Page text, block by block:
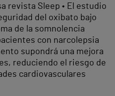
revista Sleep • El estudio
del oxibato bajo
de la somnolencia
con narcolepsia
supondrá una mejora
reduciendo el riesgo de
cardiovasculares